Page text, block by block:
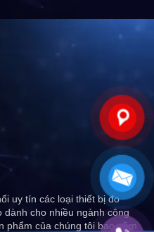
uy tín các loại thiết bị đo
cho nhiều ngành công
phẩm của chúng tôi bao gồm